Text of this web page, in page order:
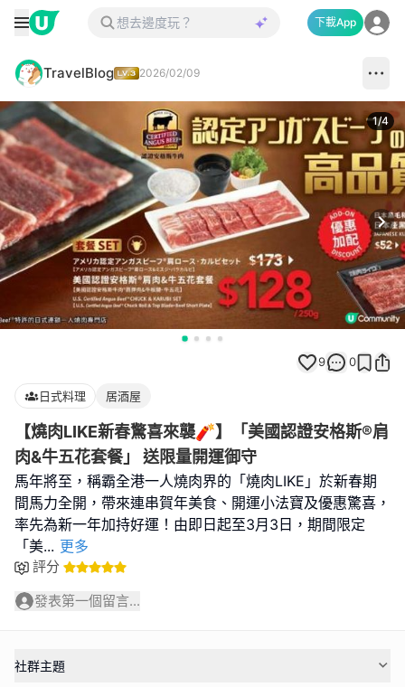
下載App
TravelBlog 2026/02/09
1/4
9 0
日式料理 居酒屋
【燒肉LIKE新春驚喜來襲🧨】「美國認證安格斯®肩
肉&牛五花套餐」 送限量開運御守
馬年將至，稱霸全港一人燒肉界的「燒肉LIKE」於新春期
間馬力全開，帶來連串賀年美食、開運小法寶及優惠驚喜，
率先為新一年加持好運！由即日起至3月3日，期間限定
「美... 更多
評分
發表第一個留言...
社群主題